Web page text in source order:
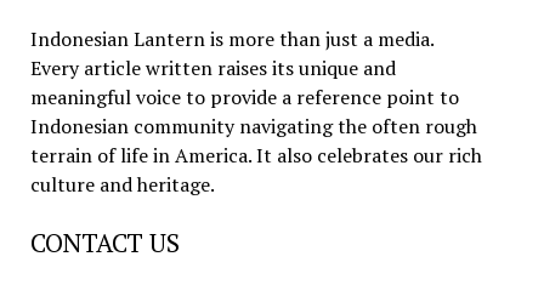
Indonesian Lantern is more than just a media.
Every article written raises its unique and
meaningful voice to provide a reference point to
Indonesian community navigating the often rough
terrain of life in America. It also celebrates our rich
culture and heritage.
CONTACT US